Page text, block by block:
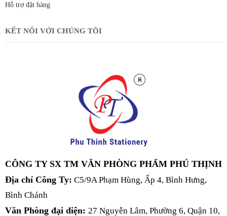
Hỗ trợ đặt hàng
KẾT NỐI VỚI CHÚNG TÔI
CÔNG TY SX TM VĂN PHÒNG PHẨM PHÚ THỊNH
Địa chỉ Công Ty: C5/9A Phạm Hùng, Ấp 4, Bình Hưng,
Bình Chánh
Văn Phòng đại diện: 27 Nguyễn Lâm, Phường 6, Quận 10,